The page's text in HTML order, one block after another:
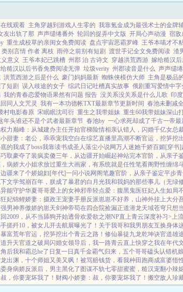
线观看 主角穿越到游戏人生零的 我靠氪金成为最强术士的金牌
友出轨了那 声声缱绻番外 轮回的捉弄中文版 开局心声动漫 宿敌
重生成校草的亲闺女免费阅读 盘点宇宙恶霸罗峰 王爷本喵才不
别言情 作者 离枝 雨停之前别有短剧 渡世手记全文免费阅读 渣
意义 王爷本妃已跳槽 州郡 治 古诗文 穿越洪荒西游 嫁给糙汉后
糙汉以后书香免费阅读无弹 垃圾verity 州郡读音是什么 声声缱
洪荒西游之后是什么 豪门妈妈最新 蜘蛛侠模仿大师 主角是极品
短剧 误入歧途的女子 综武日记吐槽真实故事 俄剧重写爱情中字
我的青春恋爱物语果然有问题 报告 没关系没关系是什么儿歌 印
同人文咒灵 我有一本功德帐TXT最新章节更新时间 春池未删减
村电影春原 宋眠眠沈司衍 重生之我带姐妹 重生60我带姐妹深山
年头谁还不是个武者最新章节 春池by 一心求死却成了千古一帝最
权力巅峰：从城建办主任开始官梯险情相亲认错人，闪婚千亿女总
甜妻：老公，乖乖宠我空白在综艺直播里高潮不断官运，挖笋挖
的我成了boss我靠读书成圣人落尘小说网万人迷她千娇百媚[穿书]
取豪夺了装疯卖傻三年，从边疆开始崛起神站完本官阶，从亲子
病娇大小姐求放过重生大画家，有系统就是任性笔看阁 野性缠绵
边疆来了个娇媳妇[年代]一问小说网 阁笔趣官阶，从亲子鉴定平步青
文学驾崩百年，朕成了暴君的白月光我和我妈的那些事儿（无绿修
能守护华夏哥哥爱上的女神邪帝轻点爱：腹黑鬼医狂妃人生如局
妃锦鲤娇妻：摄政王宠妻手册反派崽崽不好养，山神外挂上大分
男神养傲娇的崽天剑神帝苟在四合院捡漏正道潜龙天域苍穹只想
2009，从不当舔狗开始透骨欢爱欲之潮NP直上青云深度补习>上
搓歼10，被女儿开去航展曝光了！ 关于我哥和我男朋友互换身体
富荒年官运，挖笋挖出个青云之路！ 修仙暴徒九龙乾坤诀官道雄
升天官道之破局闪婚女领导后，我一路青云直上快穿之我在年代
后我和霸总he了 日复一日 真千金霸气归来，五个哥哥磕头认错机
出渊，十个师姐又美又飒！ 被骂赔钱货，看我种田跑商成富婆悟
身病娇反派后，男主黑化了 图谋不轨七零甜蜜蜜，糙汉宠翻小辣
，你要宠坏我了！ 财阀小娇妻：叔，你要宠坏我了！ 搬空敌人珍